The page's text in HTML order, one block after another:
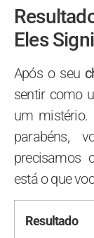
Eles
Após o seu
sentir como
um mistério.
parabéns,
precisamos
está o que
Resultado